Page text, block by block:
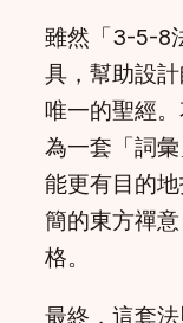
雖然「3-5-8
具，幫助設
唯一的聖經
為一套「詞
能更有目的
簡的東方禪
格。
最終，這套